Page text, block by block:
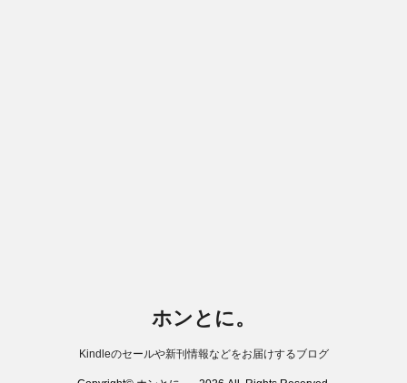
ホンとに。
Kindleのセールや新刊情報などをお届けするブログ